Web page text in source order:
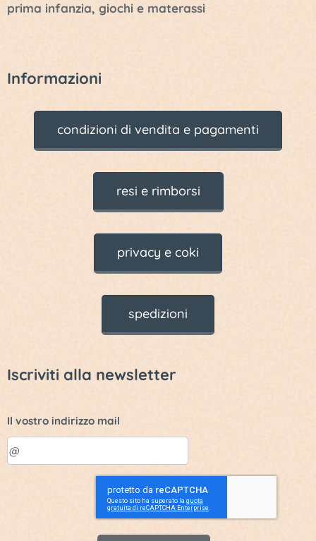
prima infanzia, giochi e materassi
Informazioni
condizioni di vendita e pagamenti
resi e rimborsi
privacy e coki
spedizioni
Iscriviti alla newsletter
Il vostro indirizzo mail